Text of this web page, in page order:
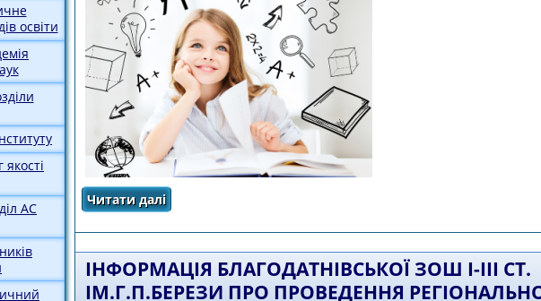
освіти
АС
Читати даліпро ЗВІТ з проведення дослідно-експериментальної
суб’єктів педагогічної діяльності у вимірі
2023рр)
ІНФОРМАЦІЯ БЛАГОДАТНІВСЬКОЇ ЗОШ І-ІІІ СТ.
ІМ.Г.П.БЕРЕЗИ ПРО ПРОВЕДЕННЯ